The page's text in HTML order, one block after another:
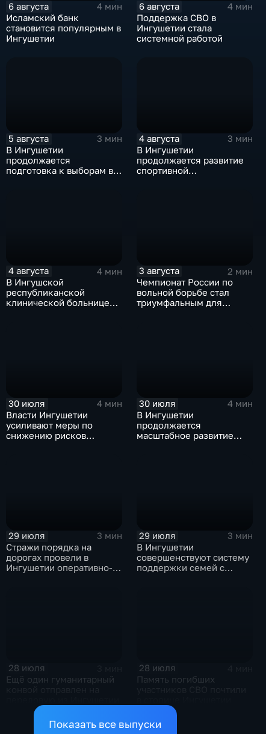
6 августа
4 мин
Исламский банк
становится популярным в
Ингушетии
6 августа
4 мин
Поддержка СВО в
Ингушетии стала
системной работой
5 августа
3 мин
В Ингушетии
продолжается
подготовка к выборам в
4 августа
3 мин
В Ингушетии
продолжается развитие
спортивной
4 августа
4 мин
В Ингушской
республиканской
клинической больнице
3 августа
2 мин
Чемпионат России по
вольной борьбе стал
триумфальным для
30 июля
4 мин
Власти Ингушетии
усиливают меры по
снижению рисков
30 июля
4 мин
В Ингушетии
продолжается
масштабное развитие
29 июля
3 мин
Стражи порядка на
дорогах провели в
Ингушетии оперативно-
29 июля
3 мин
В Ингушетии
совершенствуют систему
поддержки семей с
28 июля
Ещё один гуманитарный
28 июля
Память погибших
Показать все выпуски